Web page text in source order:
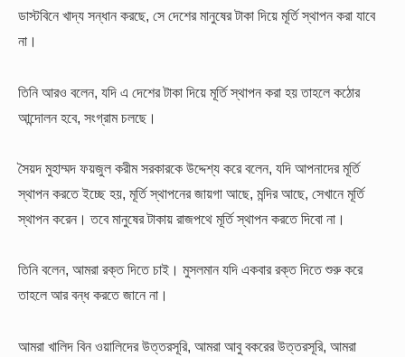
ডাস্টবিনে খাদ্য সন্ধান করছে, সে দেশের মানুষের টাকা দিয়ে মূর্তি স্থাপন করা যাবে
না।
তিনি আরও বলেন, যদি এ দেশের টাকা দিয়ে মূর্তি স্থাপন করা হয় তাহলে কঠোর
আন্দোলন হবে, সংগ্রাম চলছে।
সৈয়দ মুহাম্মদ ফয়জুল করীম সরকারকে উদ্দেশ্য করে বলেন, যদি আপনাদের মূর্তি
স্থাপন করতে ইচ্ছে হয়, মূর্তি স্থাপনের জায়গা আছে, মন্দির আছে, সেখানে মূর্তি
স্থাপন করেন। তবে মানুষের টাকায় রাজপথে মূর্তি স্থাপন করতে দিবো না।
তিনি বলেন, আমরা রক্ত দিতে চাই। মুসলমান যদি একবার রক্ত দিতে শুরু করে
তাহলে আর বন্ধ করতে জানে না।
আমরা খালিদ বিন ওয়ালিদের উত্তরসূরি, আমরা আবু বকরের উত্তরসূরি, আমরা